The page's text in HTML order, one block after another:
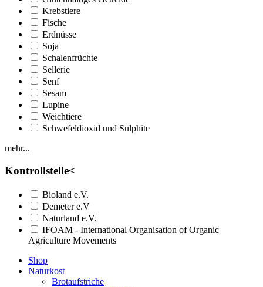
Krebstiere
Fische
Erdnüsse
Soja
Schalenfrüchte
Sellerie
Senf
Sesam
Lupine
Weichtiere
Schwefeldioxid und Sulphite
mehr...
Kontrollstelle<
Bioland e.V.
Demeter e.V
Naturland e.V.
IFOAM - International Organisation of Organic
Agriculture Movements
Shop
Naturkost
Brotaufstriche